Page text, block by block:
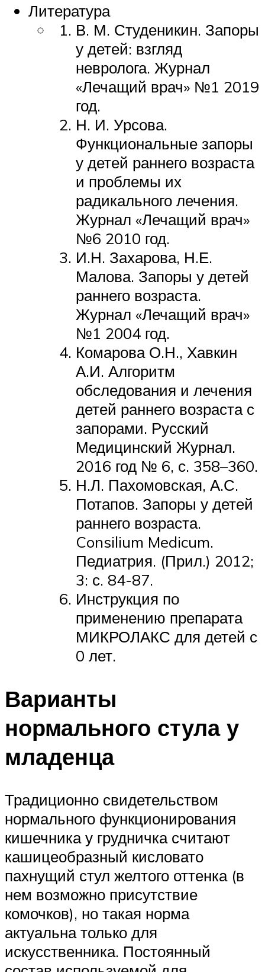
Литература
В. М. Студеникин. Запоры
у детей: взгляд
невролога. Журнал
«Лечащий врач» №1 2019
год.
Н. И. Урсова.
Функциональные запоры
у детей раннего возраста
и проблемы их
радикального лечения.
Журнал «Лечащий врач»
№6 2010 год.
И.Н. Захарова, Н.Е.
Малова. Запоры у детей
раннего возраста.
Журнал «Лечащий врач»
№1 2004 год.
Комарова О.Н., Хавкин
А.И. Алгоритм
обследования и лечения
детей раннего возраста с
запорами. Русский
Медицинский Журнал.
2016 год № 6, с. 358–360.
Н.Л. Пахомовская, А.С.
Потапов. Запоры у детей
раннего возраста.
Consilium Medicum.
Педиатрия. (Прил.) 2012;
3: с. 84-87.
Инструкция по
применению препарата
МИКРОЛАКС для детей с
0 лет.
Варианты
нормального стула у
младенца
Традиционно свидетельством
нормального функционирования
кишечника у грудничка считают
кашицеобразный кисловато
пахнущий стул желтого оттенка (в
нем возможно присутствие
комочков), но такая норма
актуальна только для
искусственника. Постоянный